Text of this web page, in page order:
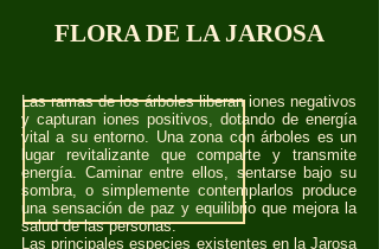
FLORA DE LA JAROSA
Las ramas de los árboles liberan iones negativos
y capturan iones positivos, dotando de energía
vital a su entorno. Una zona con árboles es un
lugar revitalizante que comparte y transmite
energía. Caminar entre ellos, sentarse bajo su
sombra, o simplemente contemplarlos produce
una sensación de paz y equilibrio que mejora la
salud de las personas.
Las principales especies existentes en la Jarosa